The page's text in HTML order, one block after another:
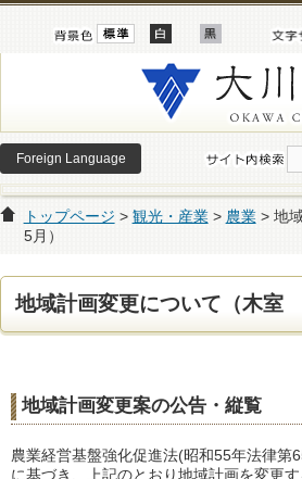
Foreign Language
トップページ > 観光・産業> 農業> 地
5月）
地域計画変更について（木室
地域計画変更案の公告・縦覧
農業経営基盤強化促進法(昭和55年法律第
に基づき、上記のとおり地域計画を変更す